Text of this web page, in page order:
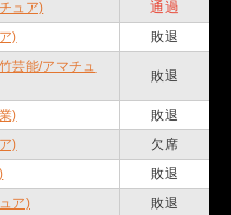
ュア) 通過
) 敗退
芸能/アマチュ
敗退
)
敗退
)
欠席
敗退
ア)
敗退